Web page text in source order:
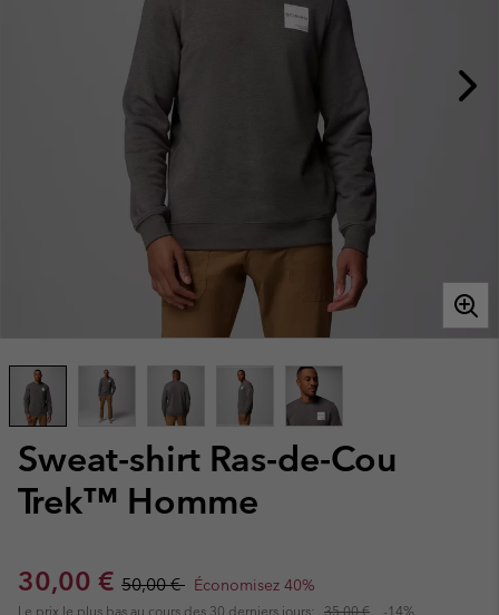
Sweat-shirt Ras-de-Cou
Trek™ Homme
Sale price:
30,00 € Regular price:
50,00 € Économisez 40%
Le prix le plus bas au cours des 30 derniers jours: 35,00 € -14%